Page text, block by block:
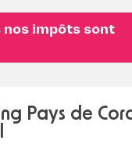
nos impôts sont
Pays de